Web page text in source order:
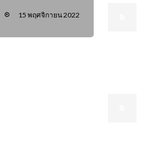
15 พฤศจิกายน 2022